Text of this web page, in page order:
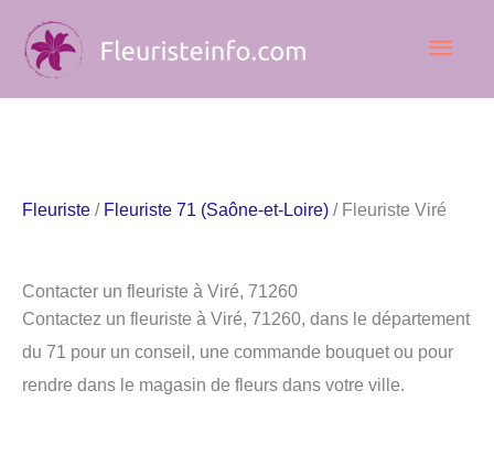
contenu
Fleuriste / Fleuriste 71 (Saône-et-Loire) / Fleuriste Viré
Contacter un fleuriste à Viré, 71260
Contactez un fleuriste à Viré, 71260, dans le département
du 71 pour un conseil, une commande bouquet ou pour
rendre dans le magasin de fleurs dans votre ville.